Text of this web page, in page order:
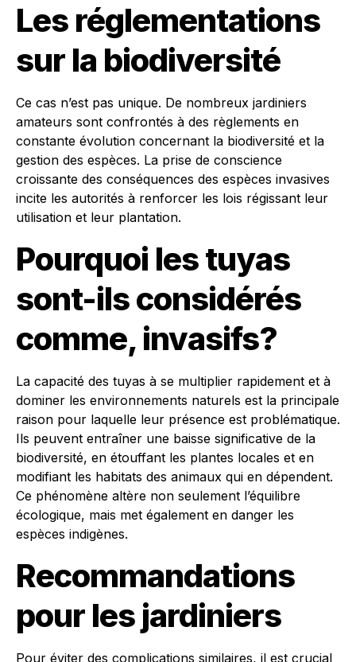
Les réglementations
sur la biodiversité
Ce cas n’est pas unique. De nombreux jardiniers
amateurs sont confrontés à des règlements en
constante évolution concernant la biodiversité et la
gestion des espèces. La prise de conscience
croissante des conséquences des espèces invasives
incite les autorités à renforcer les lois régissant leur
utilisation et leur plantation.
Pourquoi les tuyas
sont-ils considérés
comme, invasifs?
La capacité des tuyas à se multiplier rapidement et à
dominer les environnements naturels est la principale
raison pour laquelle leur présence est problématique.
Ils peuvent entraîner une baisse significative de la
biodiversité, en étouffant les plantes locales et en
modifiant les habitats des animaux qui en dépendent.
Ce phénomène altère non seulement l’équilibre
écologique, mais met également en danger les
espèces indigènes.
Recommandations
pour les jardiniers
Pour éviter des complications similaires, il est crucial